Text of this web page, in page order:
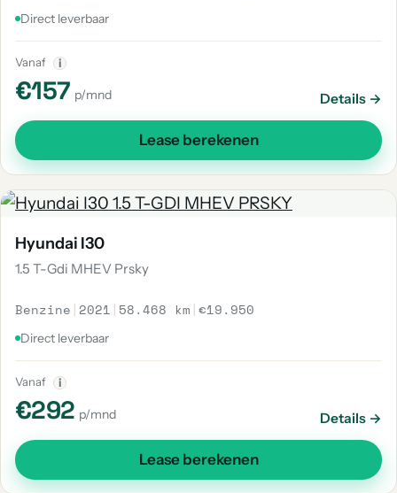
Direct leverbaar
Vanaf i
€157 p/mnd Details →
Lease berekenen
Hyundai I30
1.5 T-Gdi MHEV Prsky
Benzine | 2021 | 58.468 km |€19.950
Direct leverbaar
Vanaf i
€292 p/mnd Details →
Lease berekenen